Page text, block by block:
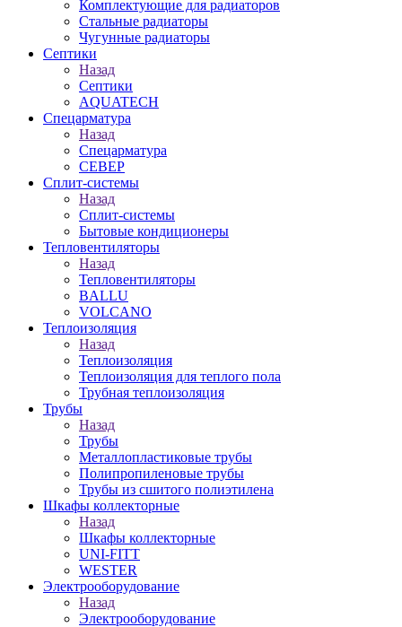
Комплектующие для радиаторов
Стальные радиаторы
Чугунные радиаторы
Септики
Назад
Септики
AQUATECH
Спецарматура
Назад
Спецарматура
СЕВЕР
Сплит-системы
Назад
Сплит-системы
Бытовые кондиционеры
Тепловентиляторы
Назад
Тепловентиляторы
BALLU
VOLCANO
Теплоизоляция
Назад
Теплоизоляция
Теплоизоляция для теплого пола
Трубная теплоизоляция
Трубы
Назад
Трубы
Металлопластиковые трубы
Полипропиленовые трубы
Трубы из сшитого полиэтилена
Шкафы коллекторные
Назад
Шкафы коллекторные
UNI-FITT
WESTER
Электрооборудование
Назад
Электрооборудование